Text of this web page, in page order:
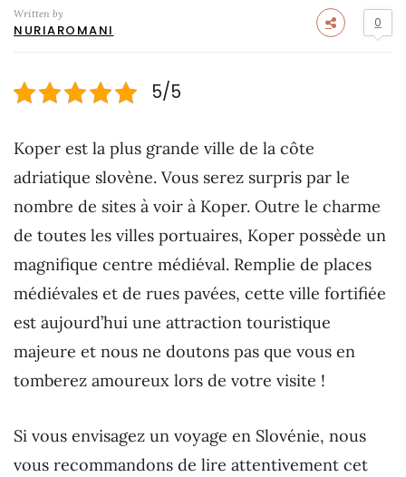
Written by
NURIAROMANI 0
5/5
Koper est la plus grande ville de la côte
adriatique slovène. Vous serez surpris par le
nombre de sites à voir à Koper. Outre le charme
de toutes les villes portuaires, Koper possède un
magnifique centre médiéval. Remplie de places
médiévales et de rues pavées, cette ville fortifiée
est aujourd’hui une attraction touristique
majeure et nous ne doutons pas que vous en
tomberez amoureux lors de votre visite !
Si vous envisagez un voyage en Slovénie, nous
vous recommandons de lire attentivement cet